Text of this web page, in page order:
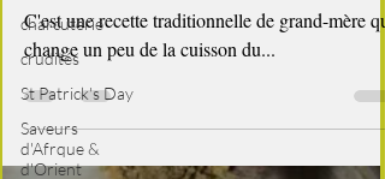
charcuterie
crudités
St Patrick's Day
Saveurs
d'Afrque &
d'Orient
fêtes de fin d'année
Rôti de boeuf a la ficelle
Connaissez-vous le rôti de bœuf cuit à la ficelle ?
C'est une recette traditionnelle de grand-mère qui
change un peu de la cuisson du...